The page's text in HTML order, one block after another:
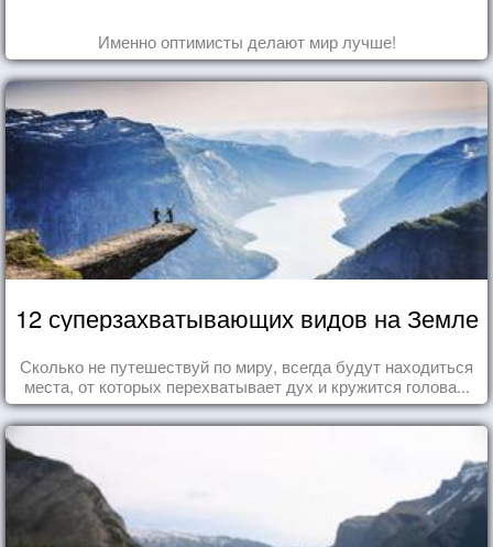
Именно оптимисты делают мир лучше!
12 суперзахватывающих видов на Земле
Сколько не путешествуй по миру, всегда будут находиться
места, от которых перехватывает дух и кружится голова...